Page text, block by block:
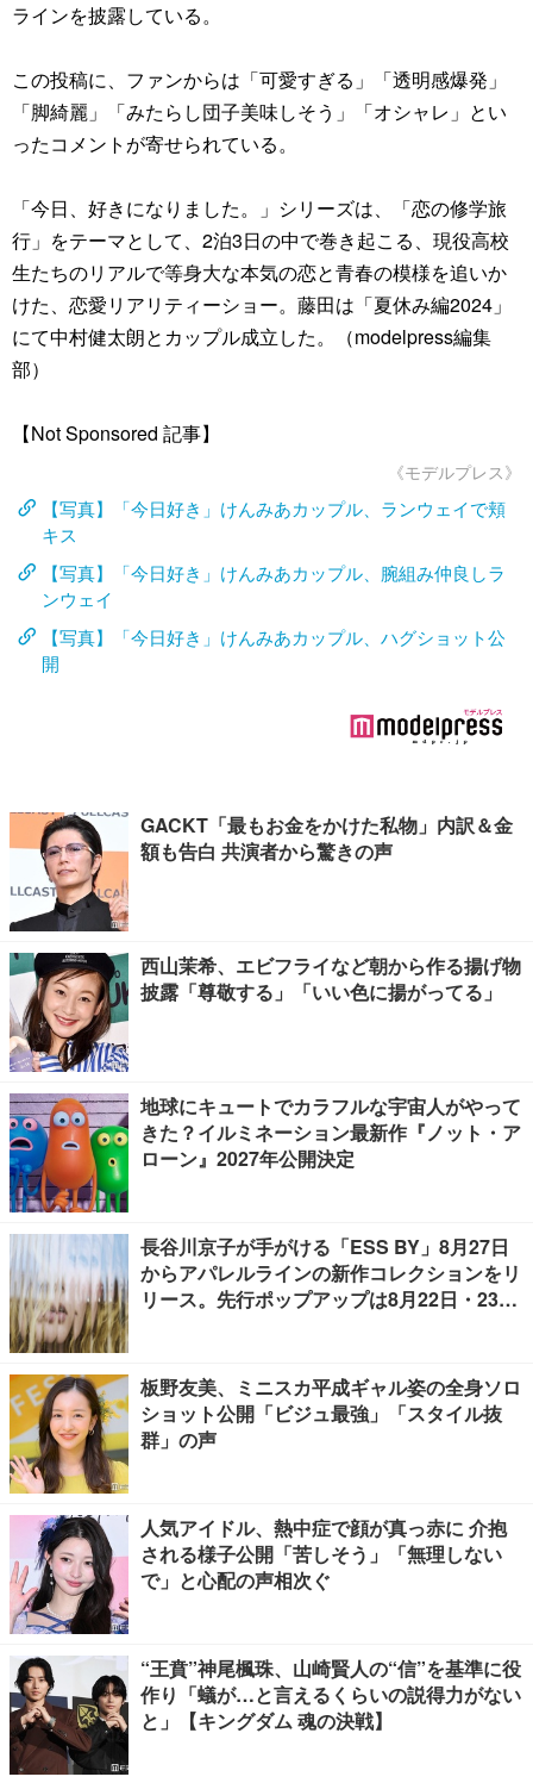
ラインを披露している。
この投稿に、ファンからは「可愛すぎる」「透明感爆発」
「脚綺麗」「みたらし団子美味しそう」「オシャレ」とい
ったコメントが寄せられている。
「今日、好きになりました。」シリーズは、「恋の修学旅
行」をテーマとして、2泊3日の中で巻き起こる、現役高校
生たちのリアルで等身大な本気の恋と青春の模様を追いか
けた、恋愛リアリティーショー。藤田は「夏休み編2024」
にて中村健太朗とカップル成立した。（modelpress編集
部）
【Not Sponsored 記事】
《モデルプレス》
【写真】「今日好き」けんみあカップル、ランウェイで頬
キス
【写真】「今日好き」けんみあカップル、腕組み仲良しラ
ンウェイ
【写真】「今日好き」けんみあカップル、ハグショット公
開
GACKT「最もお金をかけた私物」内訳＆金
額も告白 共演者から驚きの声
西山茉希、エビフライなど朝から作る揚げ物
披露「尊敬する」「いい色に揚がってる」
地球にキュートでカラフルな宇宙人がやって
きた？イルミネーション最新作『ノット・ア
ローン』2027年公開決定
長谷川京子が手がける「ESS BY」8月27日
からアパレルラインの新作コレクションをリ
リース。先行ポップアップは8月22日・23日
板野友美、ミニスカ平成ギャル姿の全身ソロ
ショット公開「ビジュ最強」「スタイル抜
群」の声
人気アイドル、熱中症で顔が真っ赤に 介抱
される様子公開「苦しそう」「無理しない
で」と心配の声相次ぐ
“王賁”神尾楓珠、山崎賢人の“信”を基準に役
作り「蟻が…と言えるくらいの説得力がない
と」【キングダム 魂の決戦】